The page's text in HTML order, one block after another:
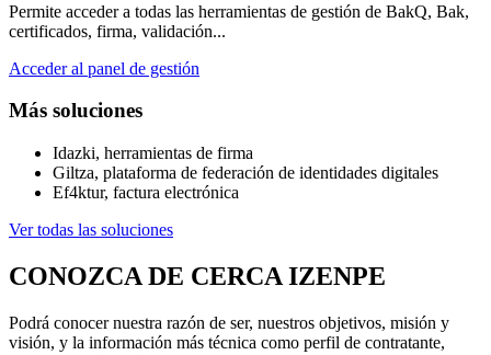
Permite acceder a todas las herramientas de gestión de BakQ, Bak,
certificados, firma, validación...
Acceder al panel de gestión
Más soluciones
Idazki, herramientas de firma
Giltza, plataforma de federación de identidades digitales
Ef4ktur, factura electrónica
Ver todas las soluciones
CONOZCA DE CERCA IZENPE
Podrá conocer nuestra razón de ser, nuestros objetivos, misión y
visión, y la información más técnica como perfil de contratante,